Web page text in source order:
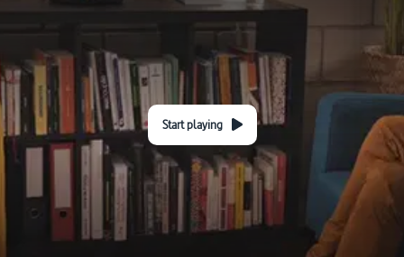
Start playing